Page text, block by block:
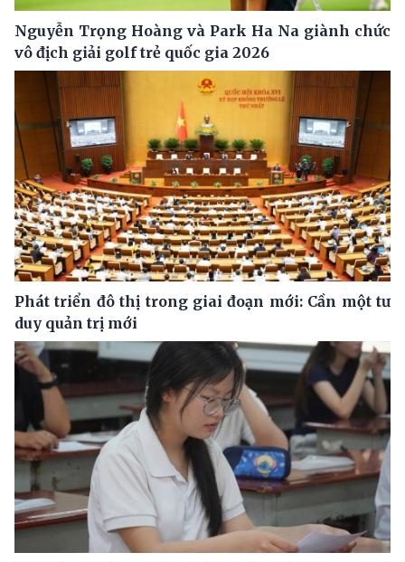
Nguyễn Trọng Hoàng và Park Ha Na giành chức
vô địch giải golf trẻ quốc gia 2026
Phát triển đô thị trong giai đoạn mới: Cần một tư
duy quản trị mới